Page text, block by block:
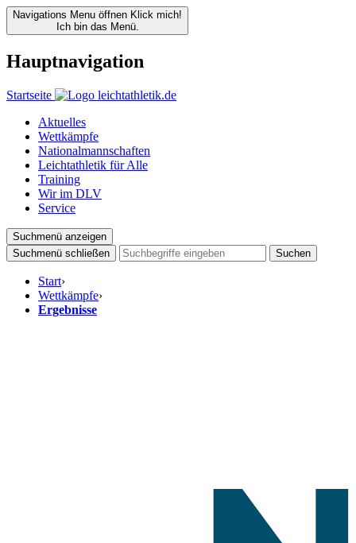
Navigations Menu öffnen Klick mich!
Ich bin das Menü.
Hauptnavigation
Startseite
Aktuelles
Wettkämpfe
Nationalmannschaften
Leichtathletik für Alle
Training
Wir im DLV
Service
Suchmenü anzeigen
Suchmenü schließen
Suchen
Start›
Wettkämpfe›
Ergebnisse